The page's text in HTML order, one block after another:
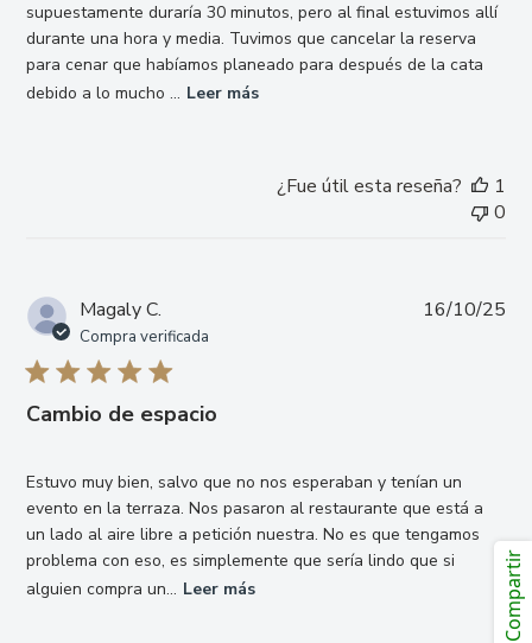
supuestamente duraría 30 minutos, pero al final estuvimos allí
durante una hora y media. Tuvimos que cancelar la reserva
para cenar que habíamos planeado para después de la cata
debido a lo mucho ... Leer más
¿Fue útil esta reseña?
1
0
Magaly C.
Compra verificada
Cambio de espacio
Estuvo muy bien, salvo que no nos esperaban y tenían un
evento en la terraza. Nos pasaron al restaurante que está a
un lado al aire libre a petición nuestra. No es que tengamos
problema con eso, es simplemente que sería lindo que si
alguien compra un... Leer más
16/10/25
Compartir